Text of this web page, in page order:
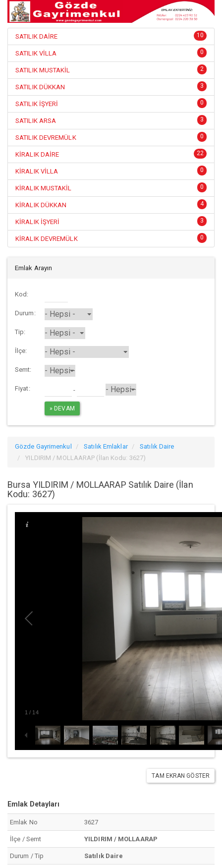
10
SATILIK DAİRE
0
SATILIK VİLLA
2
SATILIK MUSTAKİL
3
SATILIK DÜKKAN
0
SATILIK İŞYERİ
3
SATILIK ARSA
0
SATILIK DEVREMÜLK
22
KİRALIK DAİRE
0
KİRALIK VİLLA
0
KİRALIK MUSTAKİL
4
KİRALIK DÜKKAN
3
KİRALIK İŞYERİ
0
KİRALIK DEVREMÜLK
Emlak Arayın
Kod:
Durum:
Tip:
İlçe:
Semt:
Fiyat: -
Gözde Gayrimenkul Satılık Emlaklar
Satılık Daire
YILDIRIM / MOLLAARAP (İlan Kodu: 3627)
Bursa YILDIRIM / MOLLAARAP Satılık Daire (İlan
Kodu: 3627)
1 / 14
TAM EKRAN GÖSTER
Emlak Detayları
Emlak No 3627
İlçe / Semt YILDIRIM / MOLLAARAP
Durum / Tip Satılık Daire